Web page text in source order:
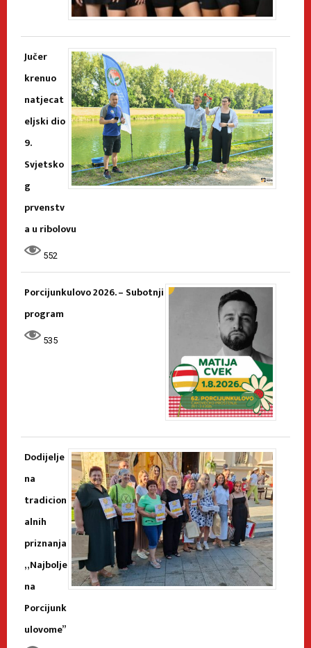
Jučer
krenuo
natjecat
eljski dio
9.
Svjetsko
g
prvenstv
a u ribolovu
552
Porcijunkulovo 2026. – Subotnji
program
535
Dodijelje
na
tradicion
alnih
priznanja
„Najbolje
na
Porcijunk
ulovome”